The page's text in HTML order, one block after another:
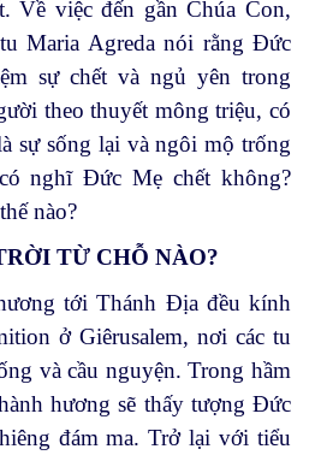
Về việc đến gần Chúa Con,
Maria Agreda nói rằng Đức
sự chết và ngủ yên trong
theo thuyết mông triệu, có
sự sống lại và ngôi mộ trống
nghĩ Đức Mẹ chết không?
nào?
TỪ CHỖ NÀO?
tới Thánh Địa đều kính
ở Giêrusalem, nơi các tu
và cầu nguyện. Trong hầm
hương sẽ thấy tượng Đức
đám ma. Trở lại với tiểu